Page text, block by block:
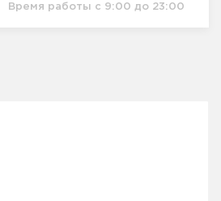
Время работы с 9:00 до 23:00